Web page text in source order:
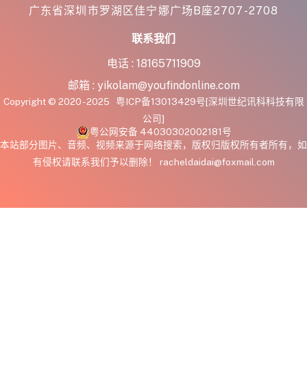
广东省深圳市罗湖区佳宁娜广场B座2707-2708
联系我们
电话 : 18165711909
邮箱 : yikolam@youfindonline.com
Copyright © 2020 - 2025 粤ICP备13013429号[深圳世纪讯科科技有限
公司]
粤公网安备 44030302002181号
本站部分图片、音频、视频来源于网络搜索，版权归版权所有者所有，如
有侵权请联系我们予以删除！ racheldaidai@foxmail.com